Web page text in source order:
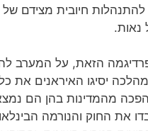
חיובית מצידם של
נאות.
הזאת, על המערב
יסיגו האיראנים את
מהמדינות בהן הם
את החוק והנורמה